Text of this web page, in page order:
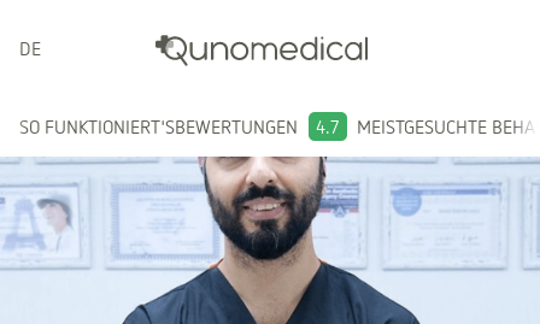
DEUTSCH
SO FUNKTIONIERT'SBEWERTUNGEN 4.7 MEISTGESUCHTE